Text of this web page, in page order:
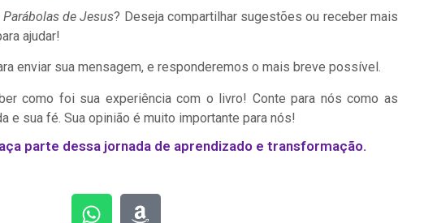
de Jesus? Deseja compartilhar sugestões ou receber mais
ajudar!
enviar sua mensagem, e responderemos o mais breve possível.
como foi sua experiência com o livro! Conte para nós como as
e sua fé. Sua opinião é muito importante para nós!
parte dessa jornada de aprendizado e transformação.